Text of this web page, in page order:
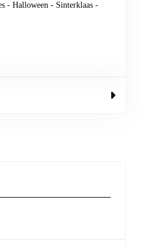
- Halloween - Sinterklaas -